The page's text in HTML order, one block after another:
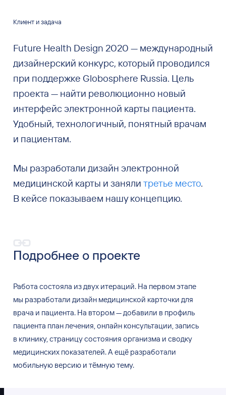
Клиент и задача
Future Health Design 2020 — международный
дизайнерский конкурс, который проводился
при поддержке Globosphere Russia. Цель
проекта — найти революционно новый
интерфейс электронной карты пациента.
Удобный, технологичный, понятный врачам
и пациентам.
Мы разработали дизайн электронной
медицинской карты и заняли третье место.
В кейсе показываем нашу концепцию.
Подробнее о проекте
Работа состояла издвух итераций. На первом этапе
мы разработали дизайн медицинской карточки для
врача и пациента. На втором—добавили в профиль
пациента план лечения, онлайн консультации, запись
в клинику, страницу состояния организма и сводку
медицинских показателей. Аещё разработали
мобильную версию и тёмную тему.